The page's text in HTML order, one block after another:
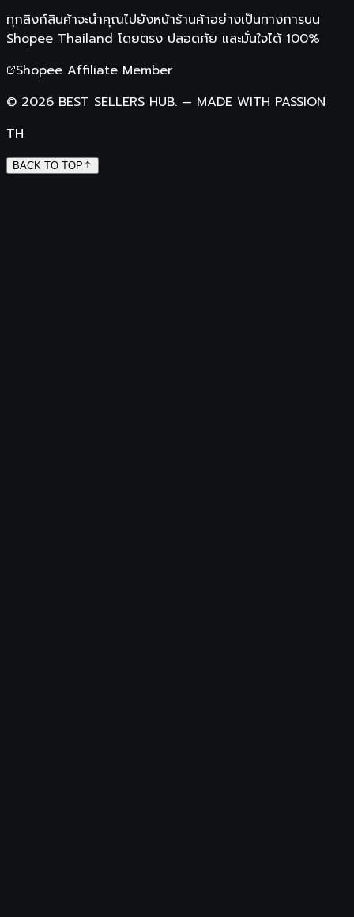
ทุกลิงก์สินค้าจะนำคุณไปยังหน้าร้านค้าอย่างเป็นทางการบน
Shopee Thailand โดยตรง ปลอดภัย และมั่นใจได้ 100%
Shopee Affiliate Member
© 2026 BEST SELLERS HUB. — MADE WITH PASSION
TH
BACK TO TOP